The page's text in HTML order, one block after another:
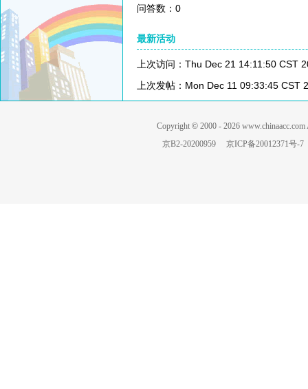
问答数：0
最新活动
上次访问：Thu Dec 21 14:11:50 CST
上次发帖：Mon Dec 11 09:33:45 CST